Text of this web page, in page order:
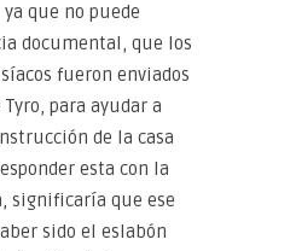
que no puede
documental, que los
fueron enviados
para ayudar a
de la casa
esta con la
significaría que ese
sido el eslabón